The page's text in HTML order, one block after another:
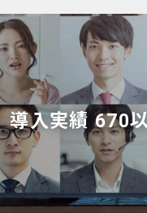
入実績 670